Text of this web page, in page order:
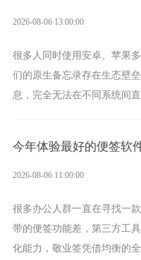
2026-08-06 13:00:00
很多人同时使用安卓、苹果
们的原生备忘录存在生态壁
息，完全无法在不同系统间
今年体验最好的便签软
2026-08-06 11:00:00
很多办公人群一直在寻找一
带的便签功能差，第三方工
化能力，敬业签凭借均衡的